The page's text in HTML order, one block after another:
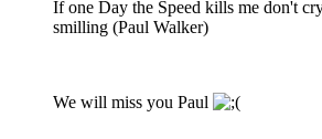
If one Day the Speed kills me don't
smilling (Paul Walker)
We will miss you Paul